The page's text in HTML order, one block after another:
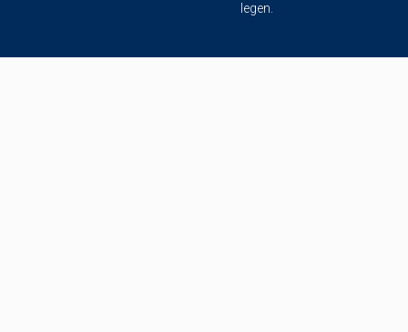
legen.